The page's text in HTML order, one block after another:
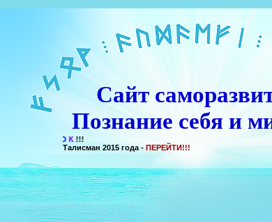
Сайт
Познание себя и
Талисман 2015 года - ПЕРЕЙТИ!!!